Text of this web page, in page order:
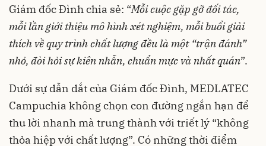
Giám đốc Đình chia sẻ: “Mỗi cuộc gặp gỡ đối tác,
mỗi lần giới thiệu mô hình xét nghiệm, mỗi buổi giải
thích về quy trình chất lượng đều là một “trận đánh”
nhỏ, đòi hỏi sự kiên nhẫn, chuẩn mực và nhất quán”.
Dưới sự dẫn dắt của Giám đốc Đình, MEDLATEC
Campuchia không chọn con đường ngắn hạn để
thu lời nhanh mà trung thành với triết lý “không
thỏa hiệp với chất lượng”. Có những thời điểm